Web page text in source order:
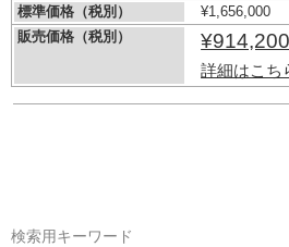
標準価格（税別）
¥1,656,000
販売価格（税別）
¥914,200
詳細はこち
検索用キーワード